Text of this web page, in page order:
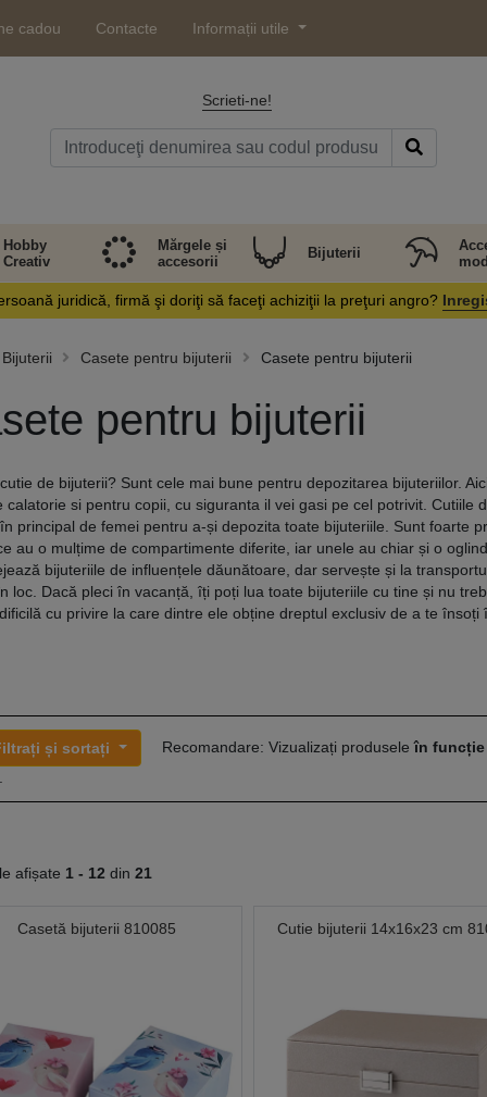
cadou Contacte Informații utile
Scrieti-ne!
Hobby
Creativ
Mărgele și
accesorii
Bijuterii
juridică, firmă şi doriţi să faceţi achiziţii la preţuri angro?
Bijuterii Casete pentru bijuterii Casete pentru bijuterii
pentru bijuterii
de bijuterii? Sunt cele mai bune pentru depozitarea bijuteriilor.
calatorie si pentru copii, cu siguranta il vei gasi pe cel potrivit. Cutiile
principal de femei pentru a-și depozita toate bijuteriile. Sunt foarte
au o mulțime de compartimente diferite, iar unele au chiar și o
bijuteriile de influențele dăunătoare, dar servește și la
loc. Dacă pleci în vacanță, îți poți lua toate bijuteriile cu tine și nu
cu privire la care dintre ele obține dreptul exclusiv de a te însoți
și sortați Recomandare: Vizualizați produseleîn funcție
afișate 1 - 12 din 21
Casetă bijuterii 810085 Cutie bijuterii 14x16x23 cm